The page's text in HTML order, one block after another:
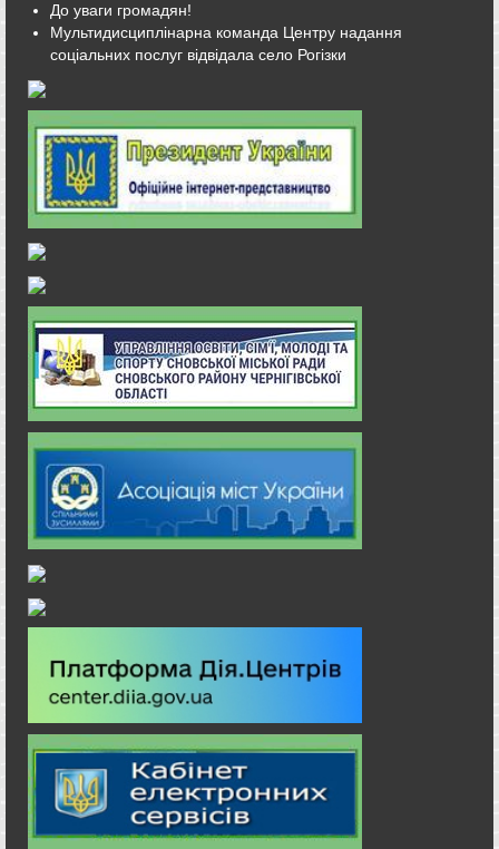
До уваги громадян!
Мультидисциплінарна команда Центру надання
соціальних послуг відвідала село Рогізки